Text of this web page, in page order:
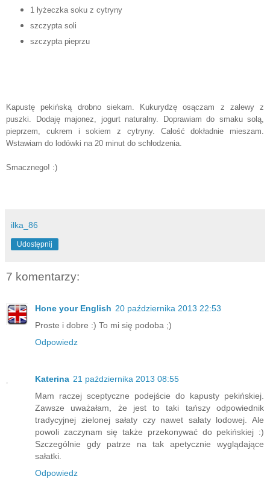
1 łyżeczka soku z cytryny
szczypta soli
szczypta pieprzu
Kapustę pekińską drobno siekam. Kukurydzę osączam z zalewy z
puszki. Dodaję majonez, jogurt naturalny. Doprawiam do smaku solą,
pieprzem, cukrem i sokiem z cytryny. Całość dokładnie mieszam.
Wstawiam do lodówki na 20 minut do schłodzenia.
Smacznego! :)
ilka_86
Udostępnij
7 komentarzy:
Hone your English 20 października 2013 22:53
Proste i dobre :) To mi się podoba ;)
Odpowiedz
Katerina 21 października 2013 08:55
Mam raczej sceptyczne podejście do kapusty pekińskiej.
Zawsze uważałam, że jest to taki tańszy odpowiednik
tradycyjnej zielonej sałaty czy nawet sałaty lodowej. Ale
powoli zaczynam się także przekonywać do pekińskiej :)
Szczególnie gdy patrze na tak apetycznie wyglądające
sałatki.
Odpowiedz